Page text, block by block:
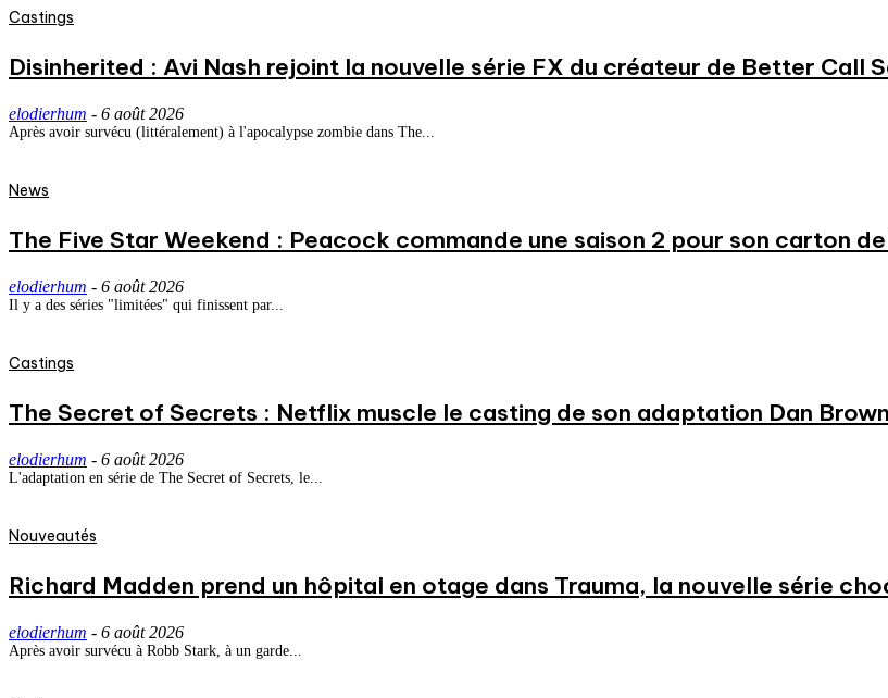
Castings
Disinherited : Avi Nash rejoint la nouvelle série FX du créateur de Better Call
elodierhum - 6 août 2026
Après avoir survécu (littéralement) à l'apocalypse zombie dans The...
News
The Five Star Weekend : Peacock commande une saison 2 pour son carton de
elodierhum - 6 août 2026
Il y a des séries "limitées" qui finissent par...
Castings
The Secret of Secrets : Netflix muscle le casting de son adaptation Dan
elodierhum - 6 août 2026
L'adaptation en série de The Secret of Secrets, le...
Nouveautés
Richard Madden prend un hôpital en otage dans Trauma, la nouvelle série
elodierhum - 6 août 2026
Après avoir survécu à Robb Stark, à un garde...